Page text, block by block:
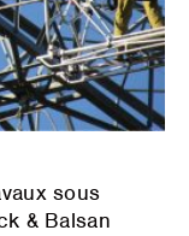
sous
& Balsan